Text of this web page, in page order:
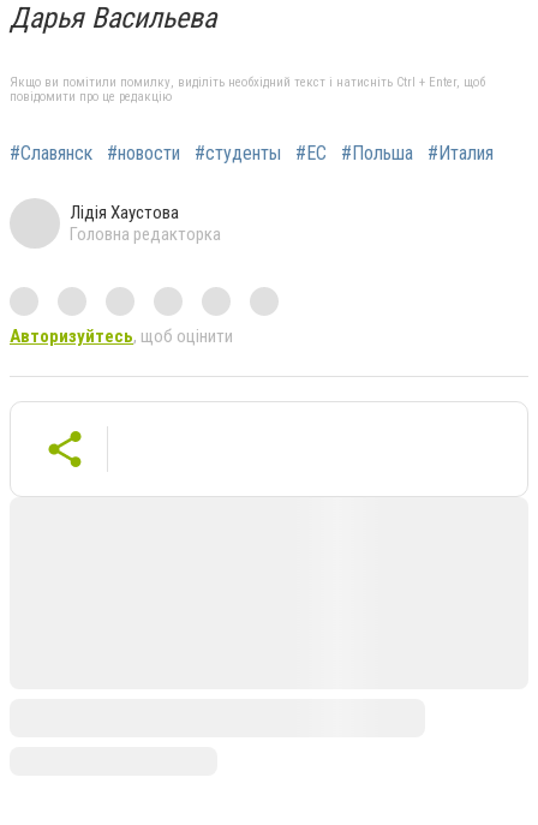
Дарья Васильева
Якщо ви помітили помилку, виділіть необхідний текст і натисніть Ctrl + Enter, щоб
повідомити про це редакцію
#Славянск #новости #студенты #ЕС #Польша #Италия
Лідія Хаустова
Головна редакторка
Авторизуйтесь, щоб оцінити